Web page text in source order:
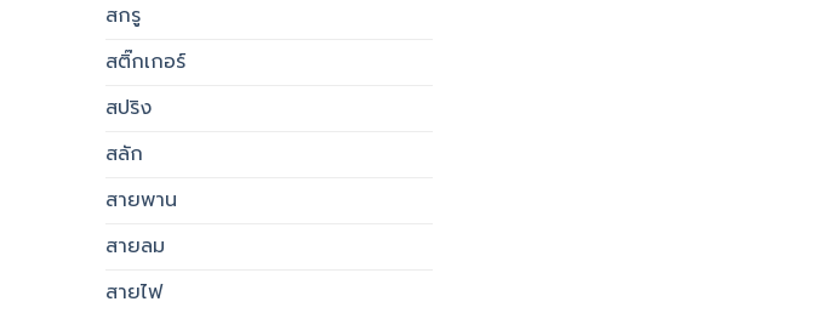
สกรู
สติ๊กเกอร์
สปริง
สลัก
สายพาน
สายลม
สายไฟ